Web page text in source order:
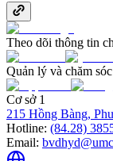
Theo dõi thông tin
Quản lý và chăm
Cơ sở 1
215 Hồng Bàng,
Hotline: (84.28)
Email: